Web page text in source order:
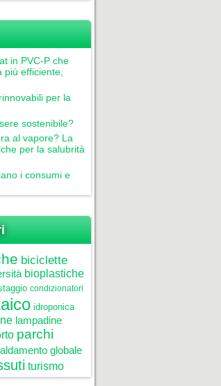
in PVC-P che
più efficiente,
per la
sostenibile?
al vapore? La
per la salubrità
i consumi e
biciclette
bioplastiche
condizionatori
idroponica
lampadine
parchi
globale
turismo